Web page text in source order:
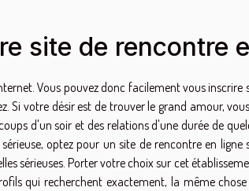
site de rencontre
Vous pouvez donc facilement vous
Si votre désir est de trouver le grand amour,
d'un soir et des relations d'une durée de
optez pour un site de rencontre en
sérieuses. Porter votre choix sur cet
qui recherchent exactement, la même